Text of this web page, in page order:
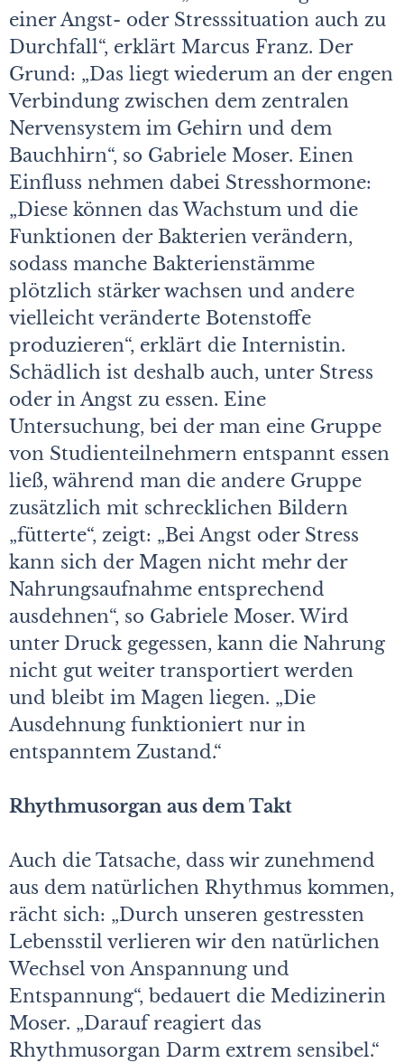
einer Angst- oder Stresssituation auch zu
Durchfall“, erklärt Marcus Franz. Der
Grund: „Das liegt wiederum an der engen
Verbindung zwischen dem zentralen
Nervensystem im Gehirn und dem
Bauchhirn“, so Gabriele Moser. Einen
Einfluss nehmen dabei Stresshormone:
„Diese können das Wachstum und die
Funktionen der Bakterien verändern,
sodass manche Bakterienstämme
plötzlich stärker wachsen und andere
vielleicht veränderte Botenstoffe
produzieren“, erklärt die Internistin.
Schädlich ist deshalb auch, unter Stress
oder in Angst zu essen. Eine
Untersuchung, bei der man eine Gruppe
von Studienteilnehmern entspannt essen
ließ, während man die andere Gruppe
zusätzlich mit schrecklichen Bildern
„fütterte“, zeigt: „Bei Angst oder Stress
kann sich der Magen nicht mehr der
Nahrungsaufnahme entsprechend
ausdehnen“, so Gabriele Moser. Wird
unter Druck gegessen, kann die Nahrung
nicht gut weiter transportiert werden
und bleibt im Magen liegen. „Die
Ausdehnung funktioniert nur in
entspanntem Zustand.“
Rhythmusorgan aus dem Takt
Auch die Tatsache, dass wir zunehmend
aus dem natürlichen Rhythmus kommen,
rächt sich: „Durch unseren gestressten
Lebensstil verlieren wir den natürlichen
Wechsel von Anspannung und
Entspannung“, bedauert die Medizinerin
Moser. „Darauf reagiert das
Rhythmusorgan Darm extrem sensibel.“